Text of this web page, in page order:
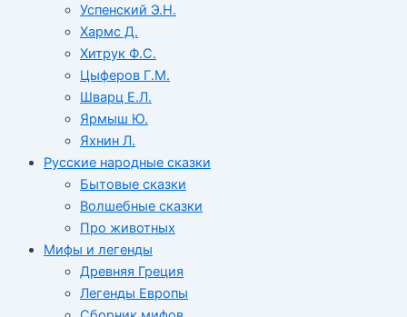
Успенский Э.Н.
Хармс Д.
Хитрук Ф.С.
Цыферов Г.М.
Шварц Е.Л.
Ярмыш Ю.
Яхнин Л.
Русские народные сказки
Бытовые сказки
Волшебные сказки
Про животных
Мифы и легенды
Древняя Греция
Легенды Европы